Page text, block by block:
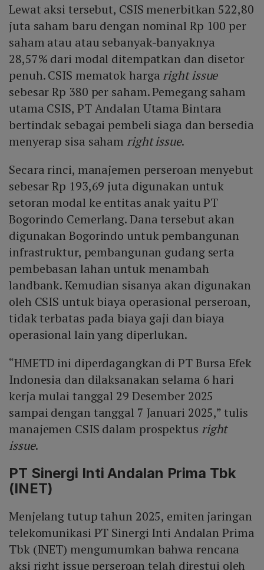
Lewat aksi tersebut, CSIS menerbitkan 522,80
juta saham baru dengan nominal Rp 100 per
saham atau atau sebanyak-banyaknya
28,57% dari modal ditempatkan dan disetor
penuh. CSIS mematok harga right issue
sebesar Rp 380 per saham. Pemegang saham
utama CSIS, PT Andalan Utama Bintara
bertindak sebagai pembeli siaga dan bersedia
menyerap sisa saham right issue.
Secara rinci, manajemen perseroan menyebut
sebesar Rp 193,69 juta digunakan untuk
setoran modal ke entitas anak yaitu PT
Bogorindo Cemerlang. Dana tersebut akan
digunakan Bogorindo untuk pembangunan
infrastruktur, pembangunan gudang serta
pembebasan lahan untuk menambah
landbank. Kemudian sisanya akan digunakan
oleh CSIS untuk biaya operasional perseroan,
tidak terbatas pada biaya gaji dan biaya
operasional lain yang diperlukan.
“HMETD ini diperdagangkan di PT Bursa Efek
Indonesia dan dilaksanakan selama 6 hari
kerja mulai tanggal 29 Desember 2025
sampai dengan tanggal 7 Januari 2025,” tulis
manajemen CSIS dalam prospektus right
issue.
PT Sinergi Inti Andalan Prima Tbk
(INET)
Menjelang tutup tahun 2025, emiten jaringan
telekomunikasi PT Sinergi Inti Andalan Prima
Tbk (INET) mengumumkan bahwa rencana
aksi right issue perseroan telah direstui oleh